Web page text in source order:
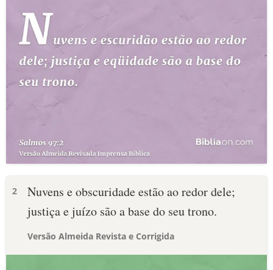
2
Nuvens e obscuridade estão ao redor dele;
justiça e juízo são a base do seu trono.
Versão Almeida Revista e Corrigida